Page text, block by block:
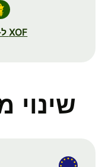
XOF ל-SGD
שינוי